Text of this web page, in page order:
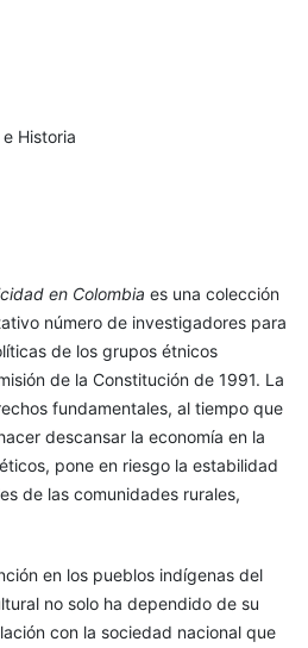
Historia
en Colombia es una colección
número de investigadores para
de los grupos étnicos
de la Constitución de 1991. La
fundamentales, al tiempo que
descansar la economía en la
pone en riesgo la estabilidad
de las comunidades rurales,
en los pueblos indígenas del
no solo ha dependido de su
con la sociedad nacional que